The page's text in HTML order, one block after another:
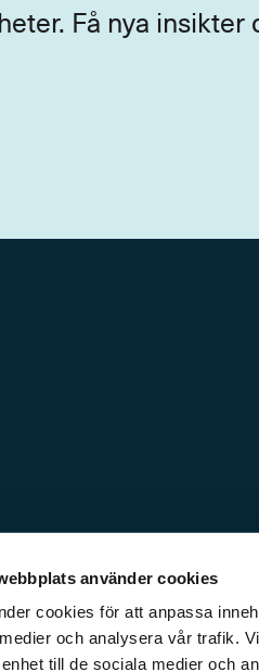
använder cookies
cookies för att anpassa
och analysera vår trafik.
till de sociala medier och
Få nya